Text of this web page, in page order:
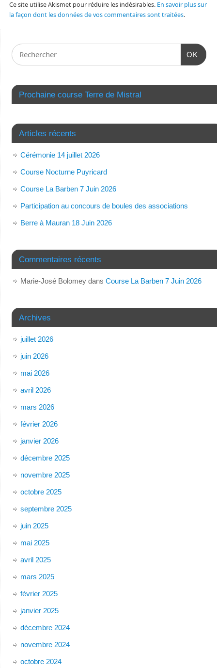
Ce site utilise Akismet pour réduire les indésirables. En savoir plus sur
la façon dont les données de vos commentaires sont traitées.
OK
Prochaine course Terre de Mistral
Articles récents
Cérémonie 14 juillet 2026
Course Nocturne Puyricard
Course La Barben 7 Juin 2026
Participation au concours de boules des associations
Berre à Mauran 18 Juin 2026
Commentaires récents
Marie-José Bolomeydans Course La Barben 7 Juin 2026
Archives
juillet 2026
juin 2026
mai 2026
avril 2026
mars 2026
février 2026
janvier 2026
décembre 2025
novembre 2025
octobre 2025
septembre 2025
juin 2025
mai 2025
avril 2025
mars 2025
février 2025
janvier 2025
décembre 2024
novembre 2024
octobre 2024